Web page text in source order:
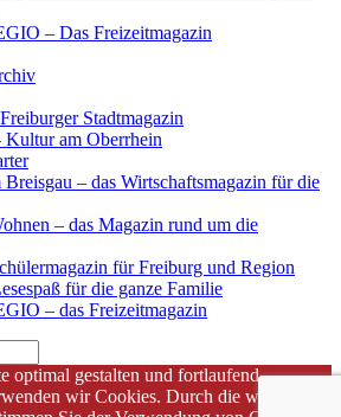
– Das Freizeitmagazin
Stadtmagazin
Kultur am Oberrhein
Breisgau – das Wirtschaftsmagazin für die
– das Magazin rund um die
für Freiburg und Region
für die ganze Familie
– das Freizeitmagazin
optimal gestalten und fortlaufend
wir Cookies. Durch die weitere